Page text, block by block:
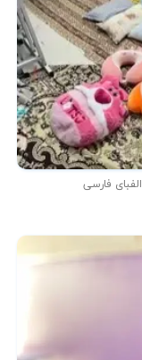
فارسی